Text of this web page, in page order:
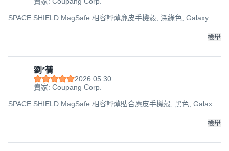
SPACE SHIELD MagSafe 相容輕薄麂皮手機殼, 深綠色, Galaxy
檢舉
劉*蒨
2026.05.30
賣家: Coupang Corp.
SPACE SHIELD MagSafe 相容輕薄貼合麂皮手機殼, 黑色, Galaxy
檢舉